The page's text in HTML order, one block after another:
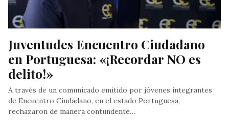
Juventudes Encuentro Ciudadano
en Portuguesa: «¡Recordar NO es
delito!»
A través de un comunicado emitido por jóvenes integrantes
de Encuentro Ciudadano, en el estado Portuguesa,
rechazaron de manera contundente…